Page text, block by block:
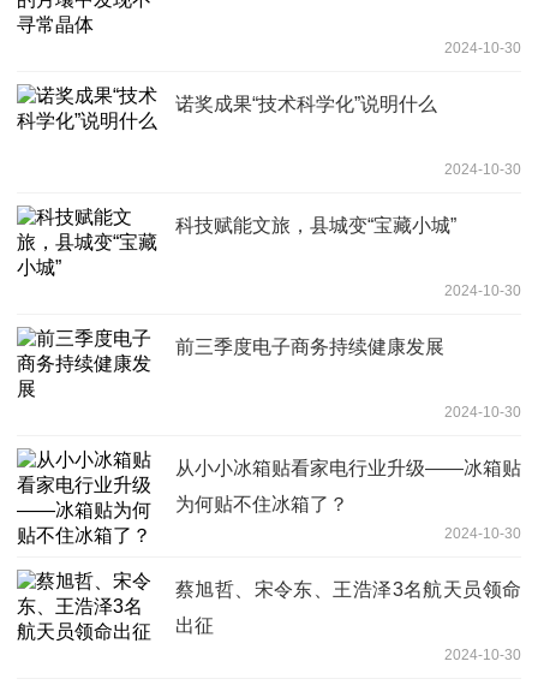
2024-10-30
诺奖成果“技术科学化”说明什么
2024-10-30
科技赋能文旅，县城变“宝藏小城”
2024-10-30
前三季度电子商务持续健康发展
2024-10-30
从小小冰箱贴看家电行业升级——冰箱贴
为何贴不住冰箱了？
2024-10-30
蔡旭哲、宋令东、王浩泽3名航天员领命
出征
2024-10-30